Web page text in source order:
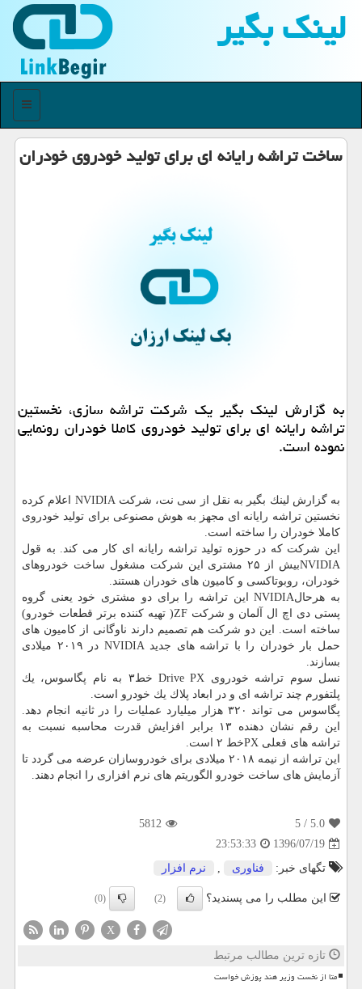
لینك بگیر
منو
ساخت تراشه رایانه ای برای تولید خودروی خودران
به گزارش لینك بگیر یك شركت تراشه سازی، نخستین
تراشه رایانه ای برای تولید خودروی كاملا خودران رونمایی
نموده است.
به گزارش لینك بگیر به نقل از سی نت، شركت NVIDIA اعلام كرده
نخستین تراشه رایانه ای مجهز به هوش مصنوعی برای تولید خودروی
كاملا خودران را ساخته است.
این شركت كه در حوزه تولید تراشه رایانه ای كار می كند. به قول
NVIDIAبیش از ۲۵ مشتری این شركت مشغول ساخت خودروهای
خودران، روبوتاكسی و كامیون های خودران هستند.
به هرحالNVIDIA این تراشه را برای دو مشتری خود یعنی گروه
پستی دی اچ ال آلمان و شركت ZF( تهیه كننده برتر قطعات خودرو)
ساخته است. این دو شركت هم تصمیم دارند ناوگانی از كامیون های
حمل بار خودران را با تراشه های جدید NVIDIA در ۲۰۱۹ میلادی
بسازند.
نسل سوم تراشه خودروی Drive PX خط۳ به نام پگاسوس، یك
پلتفورم چند تراشه ای و در ابعاد پلاك یك خودرو است.
پگاسوس می تواند ۳۲۰ هزار میلیارد عملیات را در ثانیه انجام دهد.
این رقم نشان دهنده ۱۳ برابر افزایش قدرت محاسبه نسبت به
تراشه های فعلی PXخط ۲ است.
این تراشه از نیمه ۲۰۱۸ میلادی برای خودروسازان عرضه می گردد تا
آزمایش های ساخت خودرو الگوریتم های نرم افزاری را انجام دهند.
5.0
/ 5
5812
1396/07/19
23:53:33
تگهای خبر:
فناوری , نرم افزار
این مطلب را می پسندید؟ (2)
(0)
X
تازه ترین مطالب مرتبط
متا از نخست وزیر هند پوزش خواست